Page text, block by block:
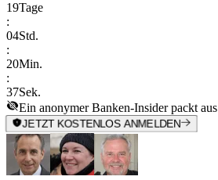
19Tage
:
04Std.
:
20Min.
:
37Sek.
Ein anonymer Banken-Insider packt
JETZT KOSTENLOS ANMELDEN